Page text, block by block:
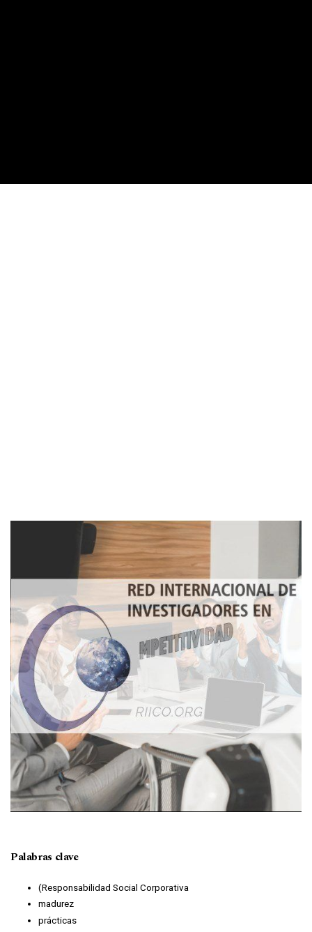
Imagen de portada
Palabras clave
(Responsabilidad Social Corporativa
madurez
prácticas